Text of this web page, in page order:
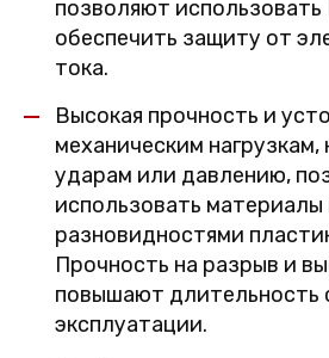
позволяют
обеспечить защиту от
тока.
Высокая прочность и
механическим нагрузкам,
ударам или давлению,
использовать материалы
разновидностями
Прочность на разрыв и
повышают длительность
эксплуатации.